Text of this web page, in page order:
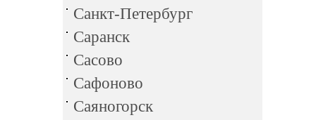
Санкт-Петербург
Саранск
Сасово
Сафоново
Саяногорск